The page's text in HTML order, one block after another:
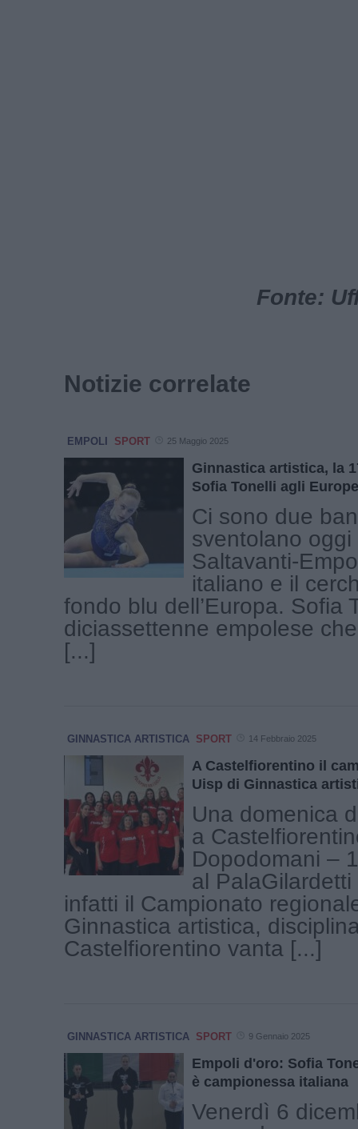
Fonte:
Notizie correlate
EMPOLI SPORT 25 Maggio 2025
Ginnastica artistica, la
Sofia Tonelli agli
Ci sono due
sventolano oggi
Saltavanti-
italiano e il
fondo blu dell’Europa. Sofia
diciassettenne empolese
[...]
GINNASTICA ARTISTICA SPORT 14 Febbraio 2025
A Castelfiorentino il
Uisp di Ginnastica
Una domenica
a
Dopodomani –
al
infatti il Campionato
Ginnastica artistica,
Castelfiorentino vanta [...]
GINNASTICA ARTISTICA SPORT 9 Gennaio 2025
Empoli d'oro: Sofia
è campionessa italiana
Venerdì 6